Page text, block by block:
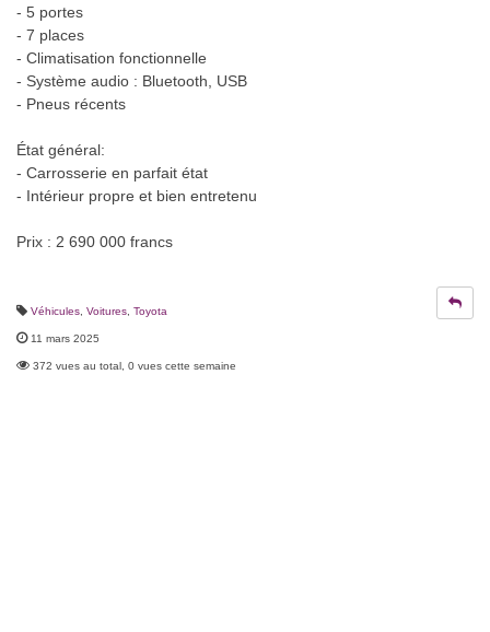
- 5 portes
- 7 places
- Climatisation fonctionnelle
- Système audio : Bluetooth, USB
- Pneus récents
État général:
- Carrosserie en parfait état
- Intérieur propre et bien entretenu
Prix : 2 690 000 francs
Véhicules Voitures Toyota
11 mars 2025
372 vues au total, 0 vues cette semaine